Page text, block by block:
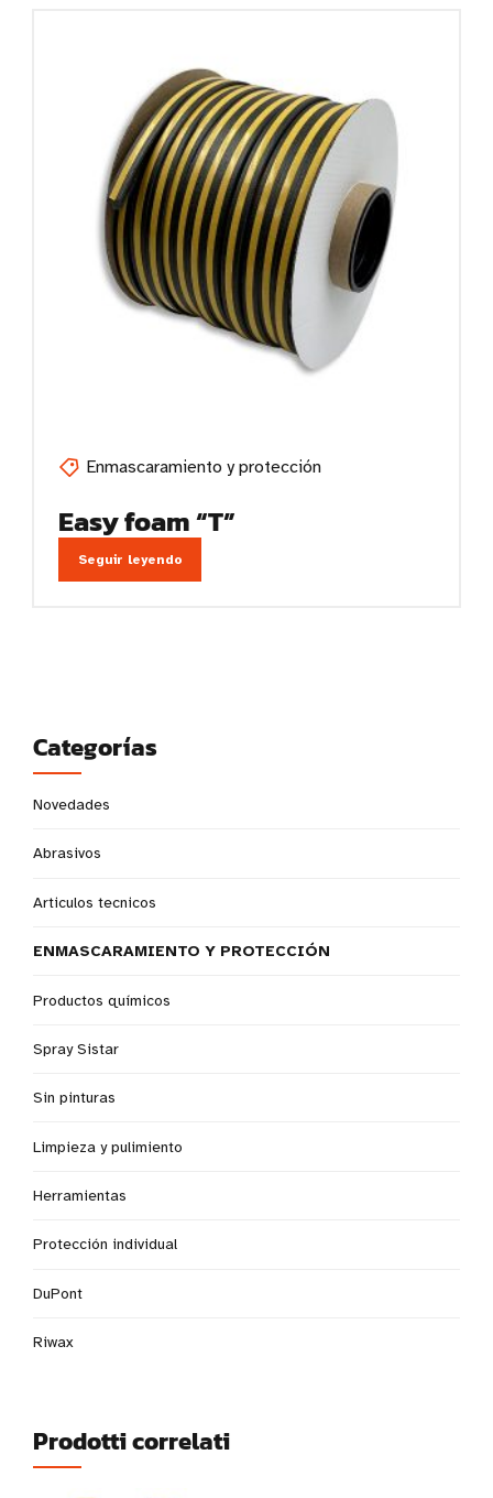
Enmascaramiento y protección
Easy foam “T”
Seguir leyendo
Categorías
Novedades
Abrasivos
Articulos tecnicos
ENMASCARAMIENTO Y PROTECCIÓN
Productos químicos
Spray Sistar
Sin pinturas
Limpieza y pulimiento
Herramientas
Protección individual
DuPont
Riwax
Prodotti correlati